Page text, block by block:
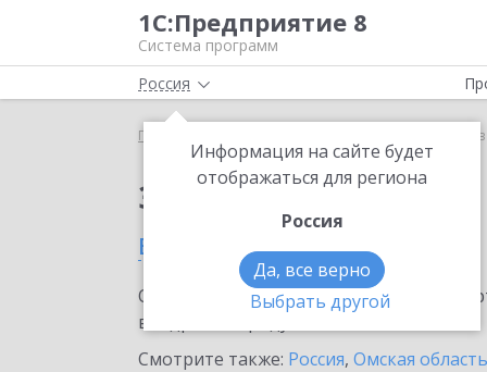
1С:Предприятие 8
Система программ
Россия
Информация на сайте будет
отображаться для региона
Россия
Да, все верно
Выбрать другой
Главная 1С:Кредит
Заказать 1С:Кредит
в Омске
Ознакомьтесь с информационными
внедрение продукта.
Смотрите также: Россия, Омская область